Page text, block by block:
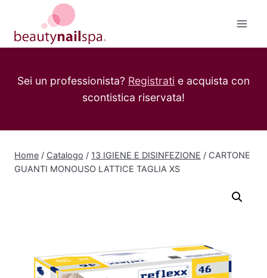
contenuto
Sei un professionista? Registrati e acquista con
scontistica riservata!
Home / Catalogo / 13 IGIENE E DISINFEZIONE / CARTONE
GUANTI MONOUSO LATTICE TAGLIA XS